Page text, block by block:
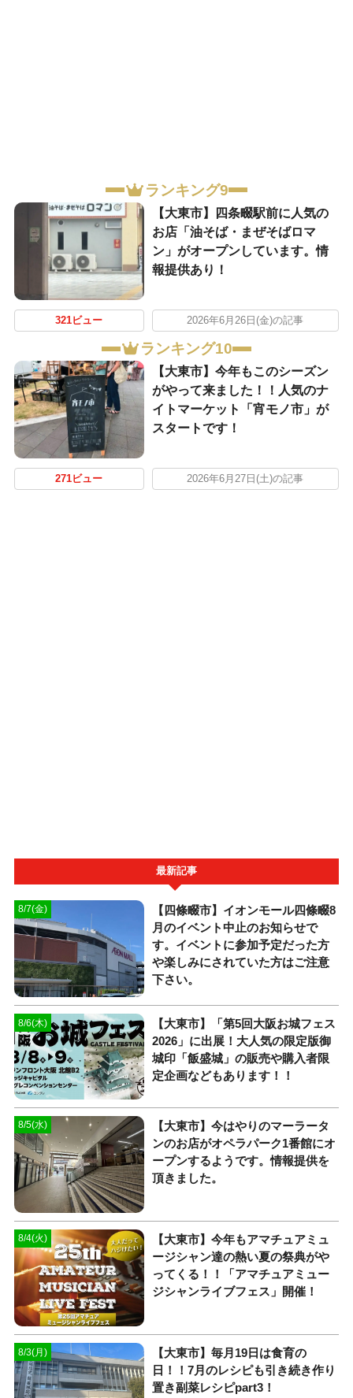
ランキング9
【大東市】四条畷駅前に人気の
お店「油そば・まぜそばロマ
ン」がオープンしています。情
報提供あり！
321ビュー 2026年6月26日(金)の記事
ランキング10
【大東市】今年もこのシーズン
がやって来ました！！人気のナ
イトマーケット「宵モノ市」が
スタートです！
271ビュー 2026年6月27日(土)の記事
最新記事
8/7(金)
【四條畷市】イオンモール四條畷8
月のイベント中止のお知らせで
す。イベントに参加予定だった方
や楽しみにされていた方はご注意
下さい。
8/6(木)
【大東市】「第5回大阪お城フェス
2026」に出展！大人気の限定版御
城印「飯盛城」の販売や購入者限
定企画などもあります！！
8/5(水)
【大東市】今はやりのマーラータ
ンのお店がオペラパーク1番館にオ
ープンするようです。情報提供を
頂きました。
8/4(火)
【大東市】今年もアマチュアミュ
ージシャン達の熱い夏の祭典がや
ってくる！！「アマチュアミュー
ジシャンライブフェス」開催！
8/3(月)
【大東市】毎月19日は食育の
日！！7月のレシピも引き続き作り
置き副菜レシピpart3！